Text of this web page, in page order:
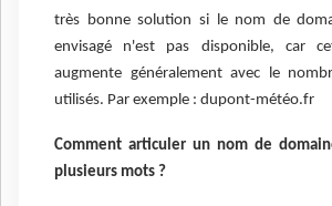
très bonne solution si le nom de
envisagé n'est pas disponible, car
augmente généralement avec le
utilisés. Par exemple : dupont-météo.fr
Comment articuler un nom de
plusieurs mots ?